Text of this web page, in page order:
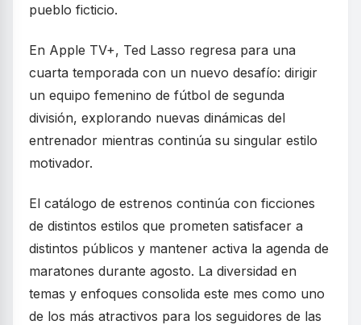
pueblo ficticio.
En Apple TV+, Ted Lasso regresa para una
cuarta temporada con un nuevo desafío: dirigir
un equipo femenino de fútbol de segunda
división, explorando nuevas dinámicas del
entrenador mientras continúa su singular estilo
motivador.
El catálogo de estrenos continúa con ficciones
de distintos estilos que prometen satisfacer a
distintos públicos y mantener activa la agenda de
maratones durante agosto. La diversidad en
temas y enfoques consolida este mes como uno
de los más atractivos para los seguidores de las